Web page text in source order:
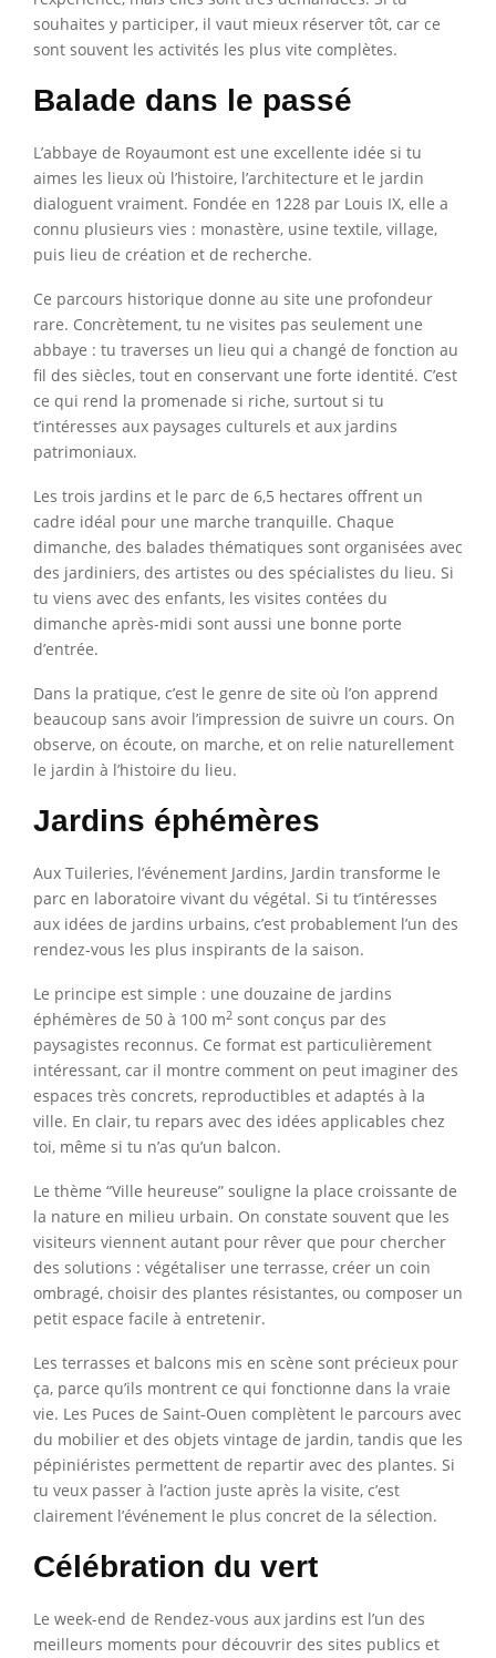
souhaites y participer, il vaut mieux réserver tôt, car ce
sont souvent les activités les plus vite complètes.
Balade dans le passé
L’abbaye de Royaumont est une excellente idée si tu
aimes les lieux où l’histoire, l’architecture et le jardin
dialoguent vraiment. Fondée en 1228 par Louis IX, elle a
connu plusieurs vies : monastère, usine textile, village,
puis lieu de création et de recherche.
Ce parcours historique donne au site une profondeur
rare. Concrètement, tu ne visites pas seulement une
abbaye : tu traverses un lieu qui a changé de fonction au
fil des siècles, tout en conservant une forte identité. C’est
ce qui rend la promenade si riche, surtout si tu
t’intéresses aux paysages culturels et aux jardins
patrimoniaux.
Les trois jardins et le parc de 6,5 hectares offrent un
cadre idéal pour une marche tranquille. Chaque
dimanche, des balades thématiques sont organisées avec
des jardiniers, des artistes ou des spécialistes du lieu. Si
tu viens avec des enfants, les visites contées du
dimanche après-midi sont aussi une bonne porte
d’entrée.
Dans la pratique, c’est le genre de site où l’on apprend
beaucoup sans avoir l’impression de suivre un cours. On
observe, on écoute, on marche, et on relie naturellement
le jardin à l’histoire du lieu.
Jardins éphémères
Aux Tuileries, l’événement Jardins, Jardin transforme le
parc en laboratoire vivant du végétal. Si tu t’intéresses
aux idées de jardins urbains, c’est probablement l’un des
rendez-vous les plus inspirants de la saison.
Le principe est simple : une douzaine de jardins
éphémères de 50 à 100 m2 sont conçus par des
paysagistes reconnus. Ce format est particulièrement
intéressant, car il montre comment on peut imaginer des
espaces très concrets, reproductibles et adaptés à la
ville. En clair, tu repars avec des idées applicables chez
toi, même si tu n’as qu’un balcon.
Le thème “Ville heureuse” souligne la place croissante de
la nature en milieu urbain. On constate souvent que les
visiteurs viennent autant pour rêver que pour chercher
des solutions : végétaliser une terrasse, créer un coin
ombragé, choisir des plantes résistantes, ou composer un
petit espace facile à entretenir.
Les terrasses et balcons mis en scène sont précieux pour
ça, parce qu’ils montrent ce qui fonctionne dans la vraie
vie. Les Puces de Saint-Ouen complètent le parcours avec
du mobilier et des objets vintage de jardin, tandis que les
pépiniéristes permettent de repartir avec des plantes. Si
tu veux passer à l’action juste après la visite, c’est
clairement l’événement le plus concret de la sélection.
Célébration du vert
Le week-end de Rendez-vous aux jardins est l’un des
meilleurs moments pour découvrir des sites publics et